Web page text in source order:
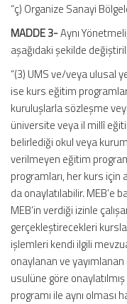
“ç) Organize Sanayi
MADDE 3-Aynı
aşağıdaki şekilde
“(3) UMS ve/veya ulusal
ise kurs eğitim
kuruluşlarla sözleşme
üniversite veya il millî
belirlediği okul veya
verilmeyen eğitim
programları, her kurs için
da onaylatılabilir. MEB’e
MEB’in verdiği izinle
gerçekleştirecekleri
işlemleri kendi ilgili
onaylanan ve
usulüne göre
programı ile aynı olması